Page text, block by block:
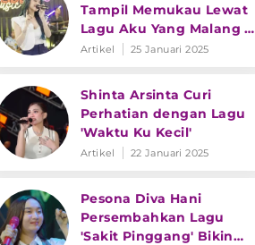
Tampil Memukau Lewat
Lagu Aku Yang Malang 4
Bersama Bintang
Artikel 25 Januari 2025
Shinta Arsinta Curi
Perhatian dengan Lagu
'Waktu Ku Kecil'
Artikel 22 Januari 2025
Pesona Diva Hani
Persembahkan Lagu
'Sakit Pinggang' Bikin